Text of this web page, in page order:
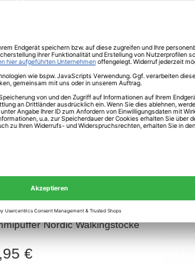
* 39,95 € 32,95 €
MwSt., zzgl.Versandkosten)
Informationen
Nordic Walkingstöcke
€